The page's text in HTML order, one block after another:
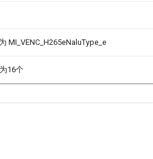
MI_VENC_H265eNaluType_e
16个